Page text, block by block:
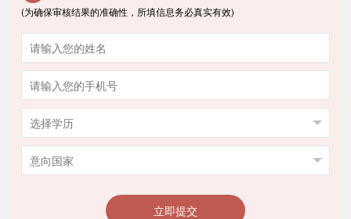
多国际著名大学。比如国立莫斯科大学，国立圣彼得堡大学以及俄罗
斯人民友谊大学、莫斯科国际关系学院等。
俄罗斯大学，还拥有很多独具特色的优势专业，主要包括艺
术类、医学类、计算机工程类、经济类和理工类等。
享誉世界的圣彼得堡的列宾美术学院，曾经培养过众多知名
画家；巴普洛夫国立医科大学是俄罗斯一流的医科大学，排名在欧洲
最好的医科大学前十位；柴可夫斯基音乐学院是世界最著名的高等音
乐学府之一，对俄罗斯的音乐文化发展起到了重要作用。
(为确保审核结果的准确性，所填信息务必真实有效)
立即提交